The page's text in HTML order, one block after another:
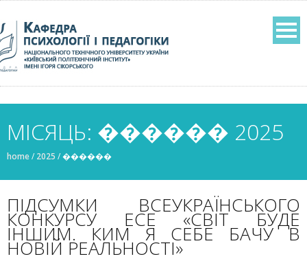
МІСЯЦЬ: ������ 2025
home/ 2025 /������
ПІДСУМКИ ВСЕУКРАЇНСЬКОГО
КОНКУРСУ ЕСЕ «СВІТ БУДЕ
ІНШИМ. КИМ Я СЕБЕ БАЧУ В
НОВІЙ РЕАЛЬНОСТІ»